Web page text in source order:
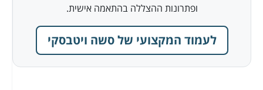
ופתרונות ההצללה בהתאמה אישית.
לעמוד המקצועי של סשה ויטבסקי